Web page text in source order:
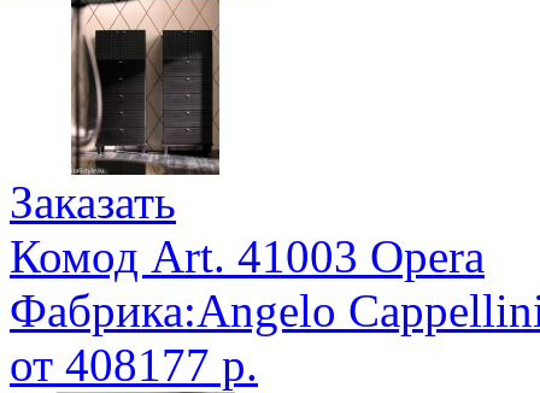
Заказать
Комод Art. 41003 Opera
Фабрика:Angelo
от 408177 р.